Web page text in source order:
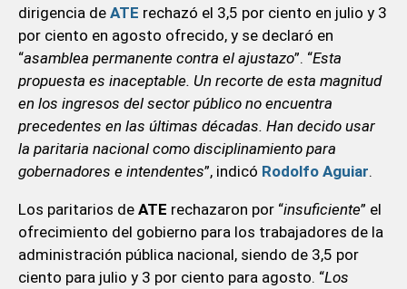
dirigencia de ATE rechazó el 3,5 por ciento en julio y 3
por ciento en agosto ofrecido, y se declaró en
“asamblea permanente contra el ajustazo”. “Esta
propuesta es inaceptable. Un recorte de esta magnitud
en los ingresos del sector público no encuentra
precedentes en las últimas décadas. Han decido usar
la paritaria nacional como disciplinamiento para
gobernadores e intendentes”, indicó Rodolfo Aguiar.
Los paritarios de ATE rechazaron por “insuficiente” el
ofrecimiento del gobierno para los trabajadores de la
administración pública nacional, siendo de 3,5 por
ciento para julio y 3 por ciento para agosto. “Los